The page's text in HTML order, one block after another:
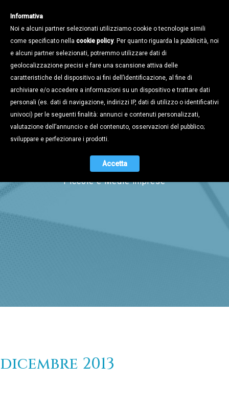
Magazine
Il periodico di informazione per le
Piccole e Medie imprese
dicembre 2013
Informativa
Noi e alcuni partner selezionati utilizziamo cookie o tecnologie simili
come specificato nella cookie policy. Per quanto riguarda la pubblicità, noi
e alcuni partner selezionati, potremmo utilizzare dati di
geolocalizzazione precisi e fare una scansione attiva delle
caratteristiche del dispositivo ai fini dell’identificazione, al fine di
archiviare e/o accedere a informazioni su un dispositivo e trattare dati
personali (es. dati di navigazione, indirizzi IP, dati di utilizzo o identificativi
univoci) per le seguenti finalità: annunci e contenuti personalizzati,
valutazione dell’annuncio e del contenuto, osservazioni del pubblico;
sviluppare e perfezionare i prodotti.
Accetta